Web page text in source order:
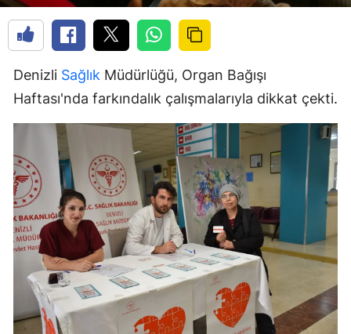
Denizli Sağlık Müdürlüğü, Organ Bağışı
Haftası'nda farkındalık çalışmalarıyla dikkat çekti.